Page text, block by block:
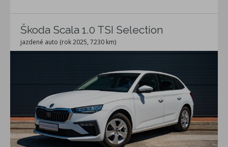
Škoda Scala 1.0 TSI Selection
jazdené auto (rok 2025, 7230 km)